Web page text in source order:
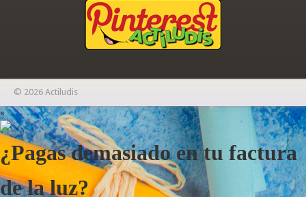
© 2026 Actiludis
×
¿Pagas demasiado en tu factura
de la luz?